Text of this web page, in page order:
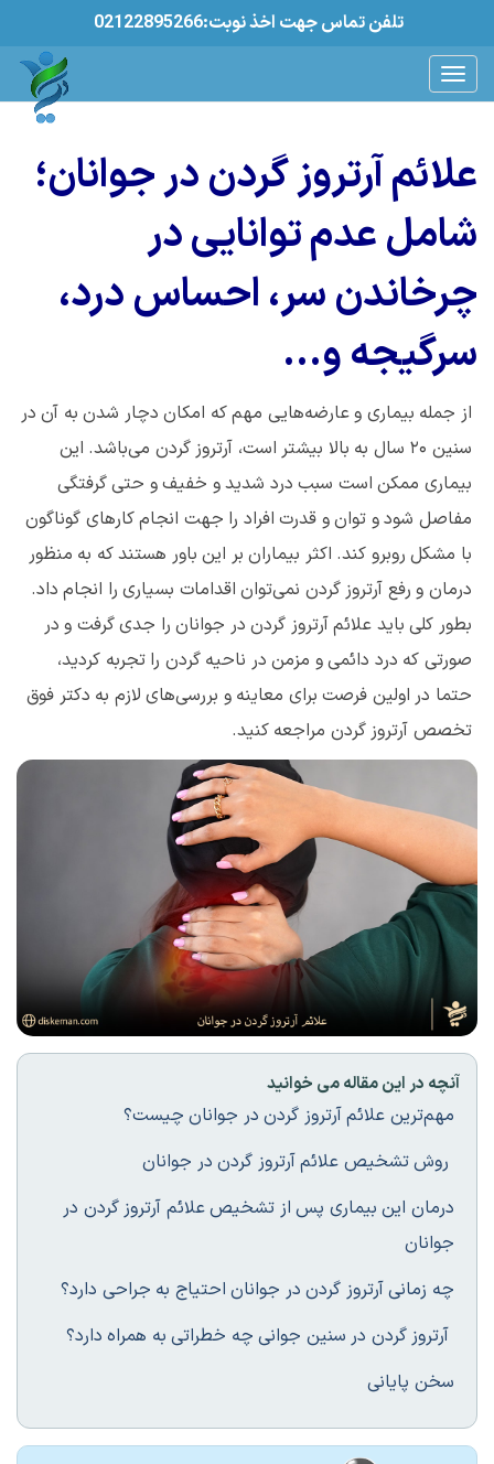
02122895266:تلفن تماس جهت اخذ نوبت
علائم آرتروز گردن در جوانان؛
شامل عدم توانایی در
چرخاندن سر، احساس درد،
سرگیجه و...
از جمله بیماری و عارضه‌هایی مهم که امکان دچار شدن به آن در
سنین ۲۰ سال به بالا بیشتر است، آرتروز گردن می‌باشد. این
بیماری ممکن است سبب درد شدید و خفیف و حتی گرفتگی
مفاصل شود و توان و قدرت افراد را جهت انجام کارهای گوناگون
با مشکل روبرو کند. اکثر بیماران بر این باور هستند که به منظور
درمان و رفع آرتروز گردن نمی‌توان اقدامات بسیاری را انجام داد.
بطور کلی باید علائم آرتروز گردن در جوانان را جدی گرفت و در
صورتی که درد دائمی و مزمن در ناحیه گردن را تجربه کردید،
حتما در اولین فرصت برای معاینه و بررسی‌های لازم به دکتر فوق
تخصص آرتروز گردن مراجعه کنید.
آنچه در این مقاله می خوانید
مهم‌ترین علائم آرتروز گردن در جوانان چیست؟
روش تشخیص علائم آرتروز گردن در جوانان
درمان این بیماری پس از تشخیص علائم آرتروز گردن در
جوانان
چه زمانی آرتروز گردن در جوانان احتیاج به جراحی دارد؟
آرتروز گردن در سنین جوانی چه خطراتی به همراه دارد؟
سخن پایانی